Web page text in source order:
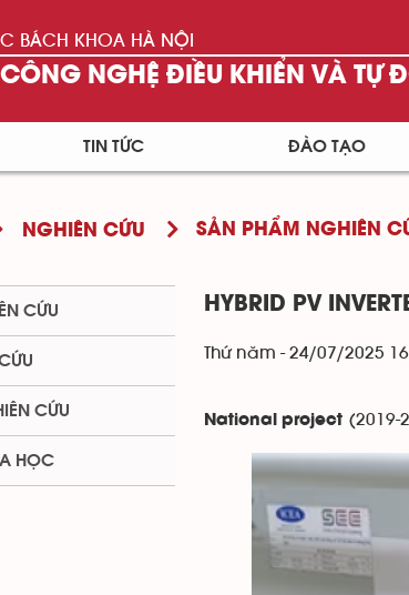
BÁCH KHOA HÀ NỘI
NGHỆ ĐIỀU KHIỂN VÀ TỰ
TIN TỨC ĐÀO TẠO
NGHIÊN CỨU SẢN PHẨM NGHIÊN
HYBRID PV
Thứ năm - 24/07/2025
National project (2019-
CỨU
CỨU
HỌC